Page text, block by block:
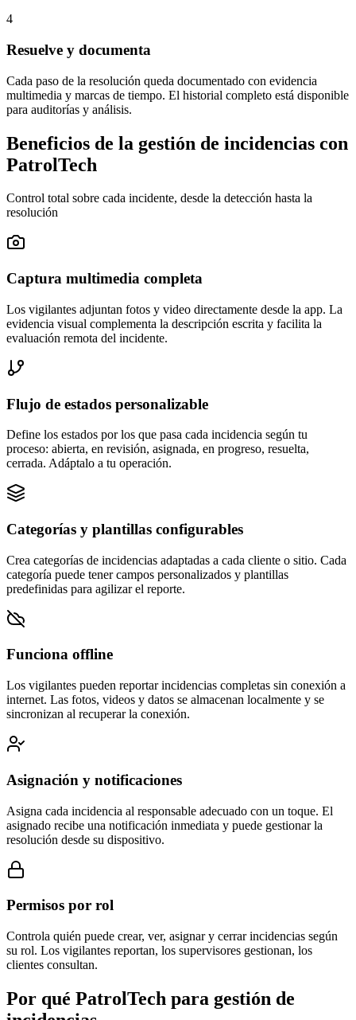
4
Resuelve y documenta
Cada paso de la resolución queda documentado con evidencia
multimedia y marcas de tiempo. El historial completo está disponible
para auditorías y análisis.
Beneficios de la gestión de incidencias con
PatrolTech
Control total sobre cada incidente, desde la detección hasta la
resolución
Captura multimedia completa
Los vigilantes adjuntan fotos y video directamente desde la app. La
evidencia visual complementa la descripción escrita y facilita la
evaluación remota del incidente.
Flujo de estados personalizable
Define los estados por los que pasa cada incidencia según tu
proceso: abierta, en revisión, asignada, en progreso, resuelta,
cerrada. Adáptalo a tu operación.
Categorías y plantillas configurables
Crea categorías de incidencias adaptadas a cada cliente o sitio. Cada
categoría puede tener campos personalizados y plantillas
predefinidas para agilizar el reporte.
Funciona offline
Los vigilantes pueden reportar incidencias completas sin conexión a
internet. Las fotos, videos y datos se almacenan localmente y se
sincronizan al recuperar la conexión.
Asignación y notificaciones
Asigna cada incidencia al responsable adecuado con un toque. El
asignado recibe una notificación inmediata y puede gestionar la
resolución desde su dispositivo.
Permisos por rol
Controla quién puede crear, ver, asignar y cerrar incidencias según
su rol. Los vigilantes reportan, los supervisores gestionan, los
clientes consultan.
Por qué PatrolTech para gestión de